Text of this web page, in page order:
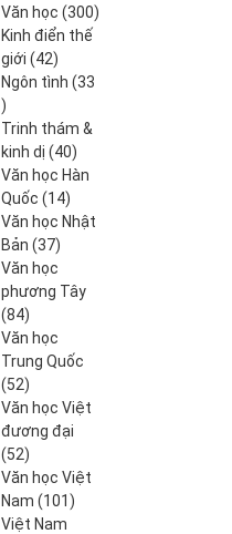
produits
Văn học 300300
Kinh điển thế
giới
4242
produits
Ngôn tình 33
33
produits
Trinh thám &
kinh dị
4040
produits
Văn học Hàn
Quốc
1414
produits
Văn học Nhật
Bản 3737
produits
Văn học
phương Tây
8484
produits
Văn học
Trung Quốc
5252
produits
Văn học Việt
đương đại
5252
produits
Văn học Việt
Nam
101101
Việt Nam